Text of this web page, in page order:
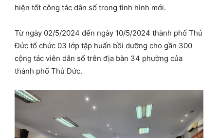
hiện tốt công tác dân số trong tình hình mới.
Từ ngày 02/5/2024 đến ngày 10/5/2024 thành phố Thủ
Đức tổ chức 03 lớp tập huấn bồi dưỡng cho gần 300
cộng tác viên dân số trên địa bàn 34 phường của
thành phố Thủ Đức.